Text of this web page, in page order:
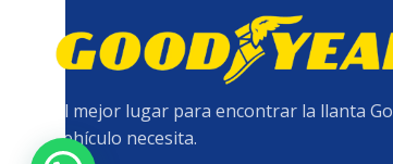
155
El mejor lugar para encontrar la llanta
vehículo necesita.